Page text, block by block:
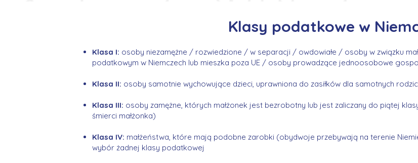
Klasy podatkowe w
Klasa I: osoby niezamężne / rozwiedzione / w separacji / owdowiałe / osoby w związku
podatkowym w Niemczech lub mieszka poza UE / osoby prowadzące jednoosobowe
Klasa II: osoby samotnie wychowujące dzieci, uprawniona do zasiłków dla samotnych
Klasa III: osoby zamężne, których małżonek jest bezrobotny lub jest zaliczany do piątej
śmierci małżonka)
Klasa IV: małżeństwa, które mają podobne zarobki (obydwoje przebywają na terenie
wybór żadnej klasy podatkowej